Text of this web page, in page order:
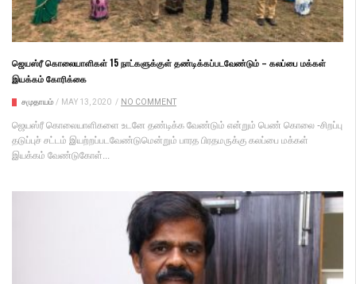
ஜெயஸ்ரீ கொலையாளிகள் 15 நாட்களுக்குள் தண்டிக்கப்படவேண்டும் – கலப்பை மக்கள்
இயக்கம் கோரிக்கை
சமுதாயம் / MAY 13, 2020 / NO COMMENT
ஜெயஸ்ரீ கொலையாளிகளை உடனே தண்டிக்க வேண்டும் என்றும் பெண் கொலை -சிறப்பு
தடுப்புச் சட்டம் இயற்றப்படவேண்டுமென்றும் பாரத பிரதமருக்கு கலப்பை மக்கள்
இயக்கம் வேண்டுகோள்...